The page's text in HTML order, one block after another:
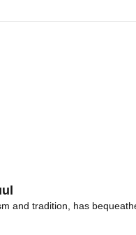
and tradition, has